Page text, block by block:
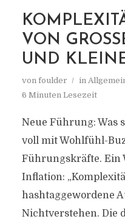
VON
ND
von foulder in
6 Minuten Lesezeit
Neue Führung: Was
voll mit Wohlfühl-
Führungskräfte. Ein
Inflation:
hashtaggewordene
Nichtverstehen. Die